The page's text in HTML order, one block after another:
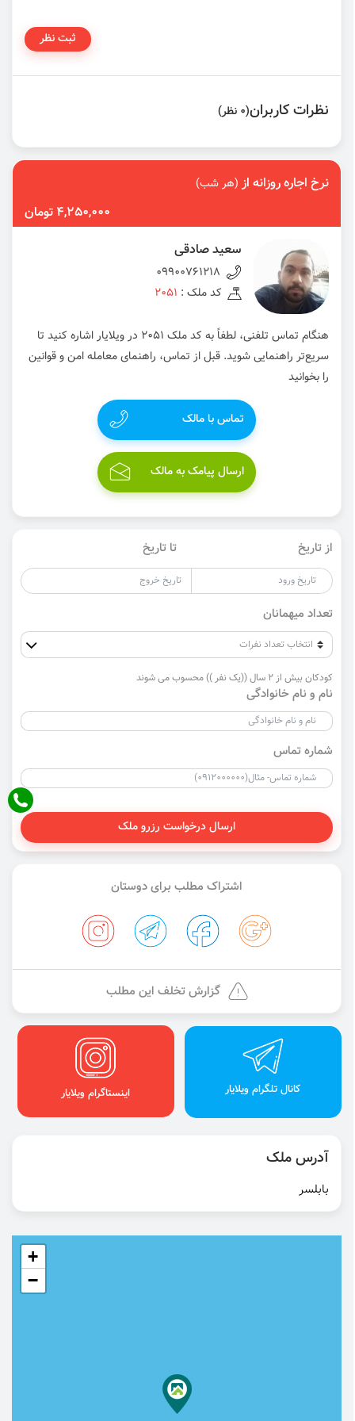
ثبت نظر
نظرات کاربران(0 نظر)
نرخ اجاره روزانه از(هر شب)
4,250,000 تومان
سعید صادقی
09900761218
کد ملک : 2051
هنگام تماس تلفنی، لطفاً به کد ملک 2051 در ویلایار اشاره کنید تا
سریع‌تر راهنمایی شوید. قبل از تماس، راهنمای معامله امن و قوانین
را بخوانید
تماس با مالک
ارسال پیامک به مالک
از تاریخ تا تاریخ
تعداد میهمانان
کودکان بیش از 2 سال ((یک نفر )) محسوب می شوند
نام و نام خانوادگی
شماره تماس
ارسال درخواست رزرو ملک
اشتراک مطلب برای دوستان
گزارش تخلف این مطلب
کانال تلگرام ویلایار اینستاگرام ویلایار
آدرس ملک
بابلسر
+
−